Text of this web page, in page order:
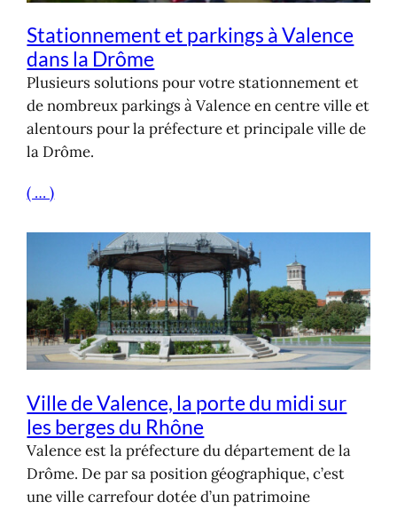
Stationnement et parkings à Valence
dans la Drôme
Plusieurs solutions pour votre stationnement et
de nombreux parkings à Valence en centre ville et
alentours pour la préfecture et principale ville de
la Drôme.
( … )
Ville de Valence, la porte du midi sur
les berges du Rhône
Valence est la préfecture du département de la
Drôme. De par sa position géographique, c’est
une ville carrefour dotée d’un patrimoine